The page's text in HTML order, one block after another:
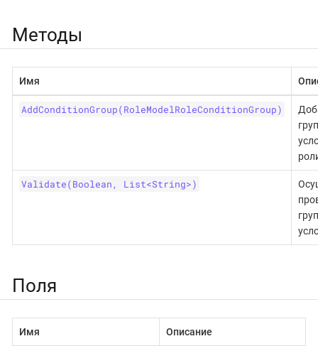
Методы
Имя
AddConditionGroup(RoleModelRoleConditionGroup)
Validate(Boolean, List<String>)
Поля
Имя Описание